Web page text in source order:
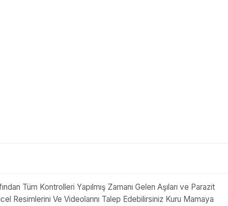
Tüm Kontrolleri Yapılmış Zamanı Gelen Aşıları ve Parazit
Resimlerini Ve Videolarını Talep Edebilirsiniz Kuru Mamaya